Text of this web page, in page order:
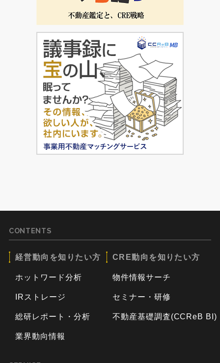
CONTENTS
経営動向を知りたい方
ホットワード分析
IRストレージ
総研レポート・分析
業界動向情報
CRE動向を知りたい方
物件情報サーチ
セミナー・研修
不動産基礎調査(CCReB BI)